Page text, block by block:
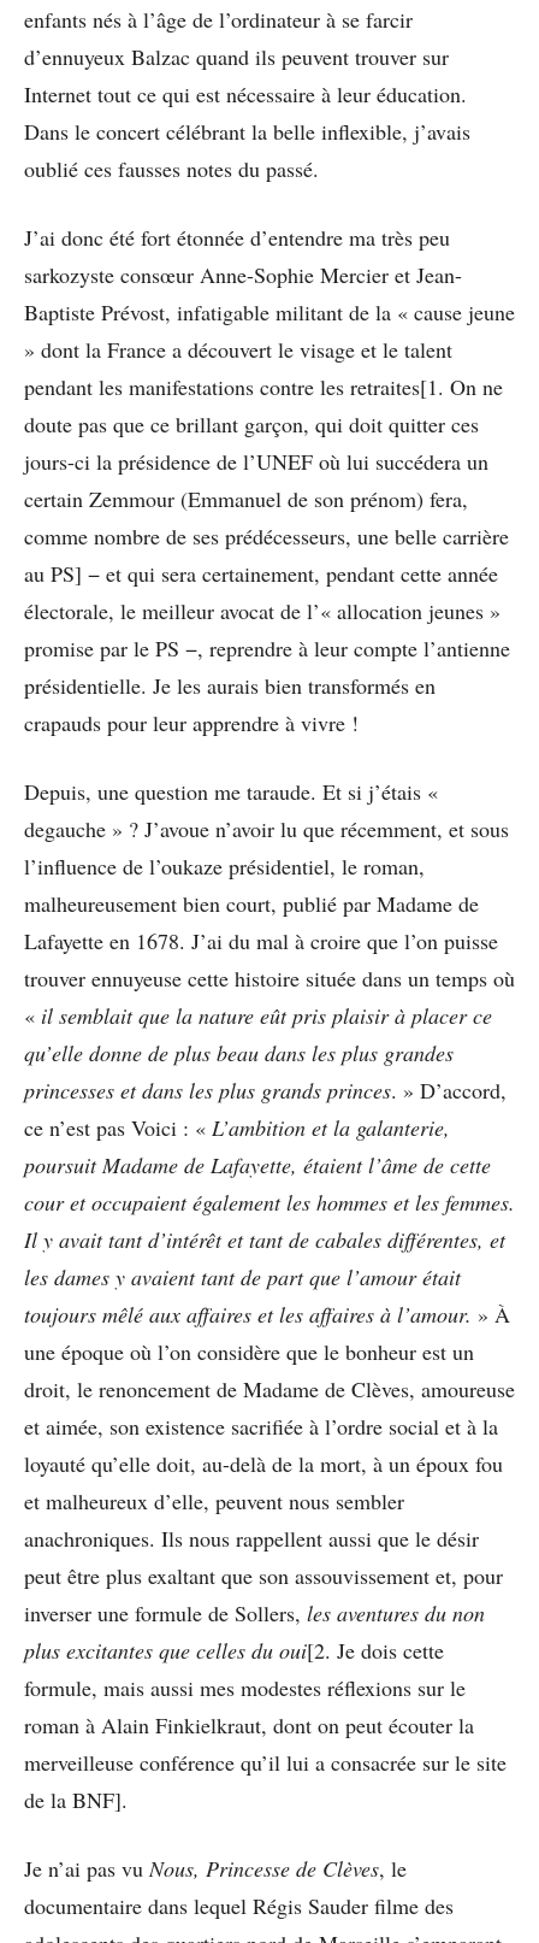
enfants nés à l’âge de l’ordinateur à se farcir
d’ennuyeux Balzac quand ils peuvent trouver sur
Internet tout ce qui est nécessaire à leur éducation.
Dans le concert célébrant la belle inflexible, j’avais
oublié ces fausses notes du passé.
J’ai donc été fort étonnée d’entendre ma très peu
sarkozyste consœur Anne-Sophie Mercier et Jean-
Baptiste Prévost, infatigable militant de la « cause jeune
» dont la France a découvert le visage et le talent
pendant les manifestations contre les retraites[1. On ne
doute pas que ce brillant garçon, qui doit quitter ces
jours-ci la présidence de l’UNEF où lui succédera un
certain Zemmour (Emmanuel de son prénom) fera,
comme nombre de ses prédécesseurs, une belle carrière
au PS] − et qui sera certainement, pendant cette année
électorale, le meilleur avocat de l’« allocation jeunes »
promise par le PS −, reprendre à leur compte l’antienne
présidentielle. Je les aurais bien transformés en
crapauds pour leur apprendre à vivre !
Depuis, une question me taraude. Et si j’étais «
degauche » ? J’avoue n’avoir lu que récemment, et sous
l’influence de l’oukaze présidentiel, le roman,
malheureusement bien court, publié par Madame de
Lafayette en 1678. J’ai du mal à croire que l’on puisse
trouver ennuyeuse cette histoire située dans un temps où
« il semblait que la nature eût pris plaisir à placer ce
qu’elle donne de plus beau dans les plus grandes
princesses et dans les plus grands princes. » D’accord,
ce n’est pas Voici : « L’ambition et la galanterie,
poursuit Madame de Lafayette, étaient l’âme de cette
cour et occupaient également les hommes et les femmes.
Il y avait tant d’intérêt et tant de cabales différentes, et
les dames y avaient tant de part que l’amour était
toujours mêlé aux affaires et les affaires à l’amour. » À
une époque où l’on considère que le bonheur est un
droit, le renoncement de Madame de Clèves, amoureuse
et aimée, son existence sacrifiée à l’ordre social et à la
loyauté qu’elle doit, au-delà de la mort, à un époux fou
et malheureux d’elle, peuvent nous sembler
anachroniques. Ils nous rappellent aussi que le désir
peut être plus exaltant que son assouvissement et, pour
inverser une formule de Sollers, les aventures du non
plus excitantes que celles du oui[2. Je dois cette
formule, mais aussi mes modestes réflexions sur le
roman à Alain Finkielkraut, dont on peut écouter la
merveilleuse conférence qu’il lui a consacrée sur le site
de la BNF].
Je n’ai pas vuNous, Princesse de Clèves, le
documentaire dans lequel Régis Sauder filme des